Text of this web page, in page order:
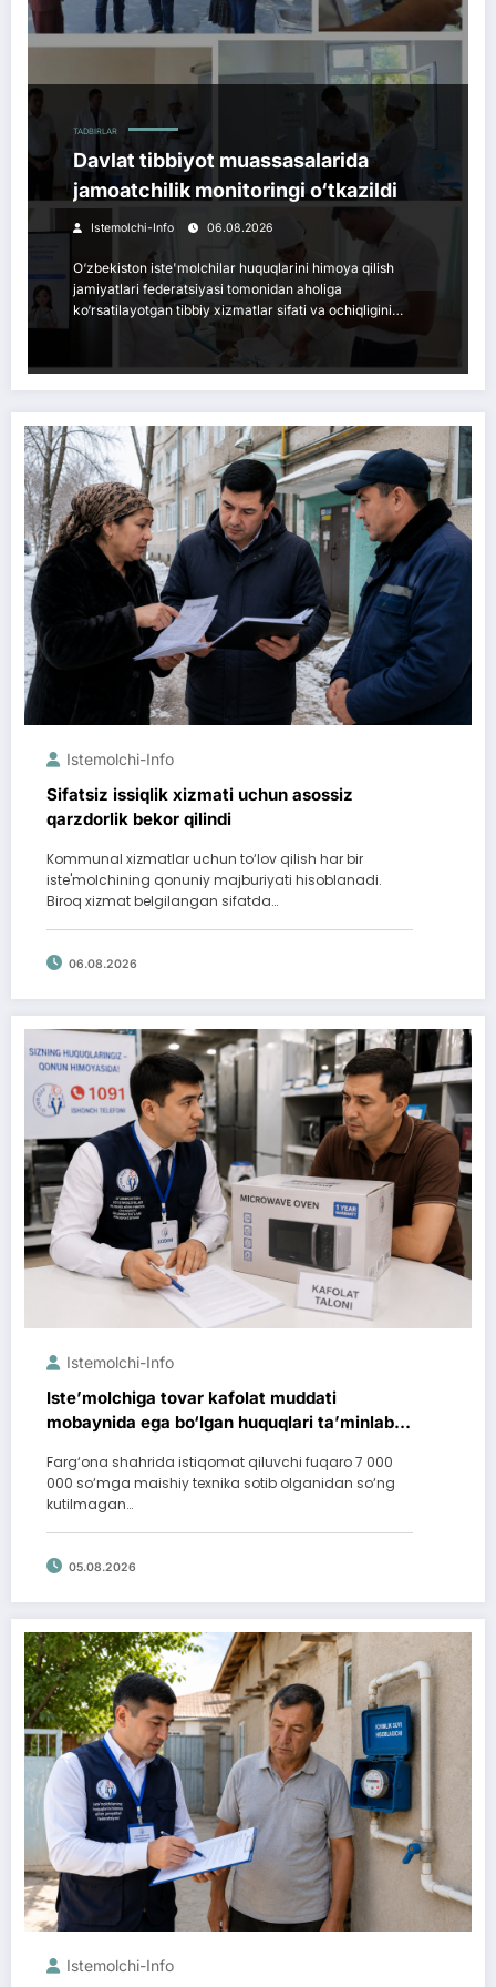
TADBIRLAR
Davlat tibbiyot muassasalarida
jamoatchilik monitoringi o‘tkazildi
Istemolchi-Info 06.08.2026
O‘zbekiston iste'molchilar huquqlarini himoya qilish
jamiyatlari federatsiyasi tomonidan aholiga
ko‘rsatilayotgan tibbiy xizmatlar sifati va ochiqligini…
Istemolchi-Info
Sifatsiz issiqlik xizmati uchun asossiz
qarzdorlik bekor qilindi
Kommunal xizmatlar uchun to‘lov qilish har bir
iste'molchining qonuniy majburiyati hisoblanadi.
Biroq xizmat belgilangan sifatda…
06.08.2026
Istemolchi-Info
Iste’molchiga tovar kafolat muddati
mobaynida ega bo‘lgan huquqlari ta’minlab
Farg‘ona shahrida istiqomat qiluvchi fuqaro 7 000
000 so‘mga maishiy texnika sotib olganidan so‘ng
kutilmagan…
05.08.2026
Istemolchi-Info